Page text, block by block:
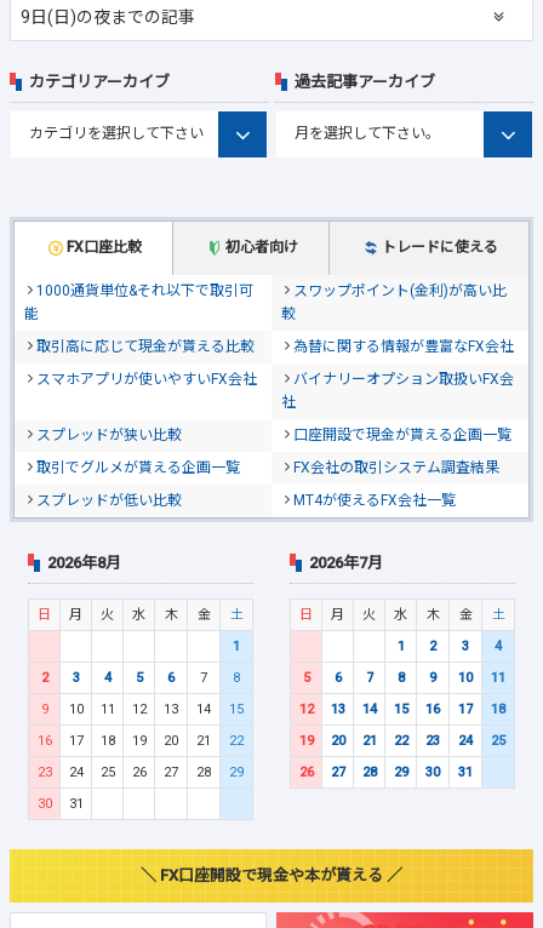
9日(日)の夜までの記事
FX口座比較 初心者向け トレードに使える
1000通貨単位&それ以下で取引可
能
スワップポイント(金利)が高い比
較
取引高に応じて現金が貰える比較
為替に関する情報が豊富なFX会社
スマホアプリが使いやすいFX会社
バイナリーオプション取扱いFX会
社
スプレッドが狭い比較
口座開設で現金が貰える企画一覧
取引でグルメが貰える企画一覧
FX会社の取引システム調査結果
スプレッドが低い比較
MT4が使えるFX会社一覧
カテゴリアーカイブ 過去記事アーカイブ
2026年8月
日 月 火 水 木 金
土
1
2
3 4 5 6 7
8
9
10 11 12 13 14
15
16
17 18 19 20 21
22
23
24 25 26 27 28
29
30
31
2026年7月
日 月 火 水 木 金
土
1
2 3
4
5
6 7 8 9 10
11
12
13 14 15 16 17
18
19
20 21 22 23 24
25
26
27 28 29 30 31
＼ FX口座開設で現金や本が貰える ／